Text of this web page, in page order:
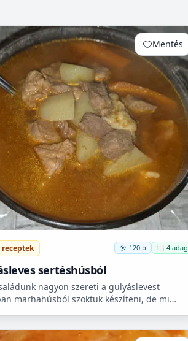
Mentés
receptek 120 p 🍽️ 4 adag
sertéshúsból
nagyon szereti a gulyáslevest
marhahúsból szoktuk készíteni, de mi